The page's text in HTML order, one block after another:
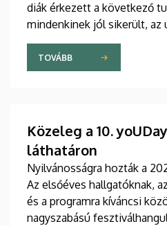
diák érkezett a következő
mindenkinek jól sikerült, az
sikeresen beilleszkedtek a
továbbra is szorgalmasan
nyelvet.
TOVÁBB
Közeleg a 10.
láthatáron
Nyilvánosságra hozták a
Az elsőéves hallgatóknak,
és a programra kíváncsi
nagyszabású